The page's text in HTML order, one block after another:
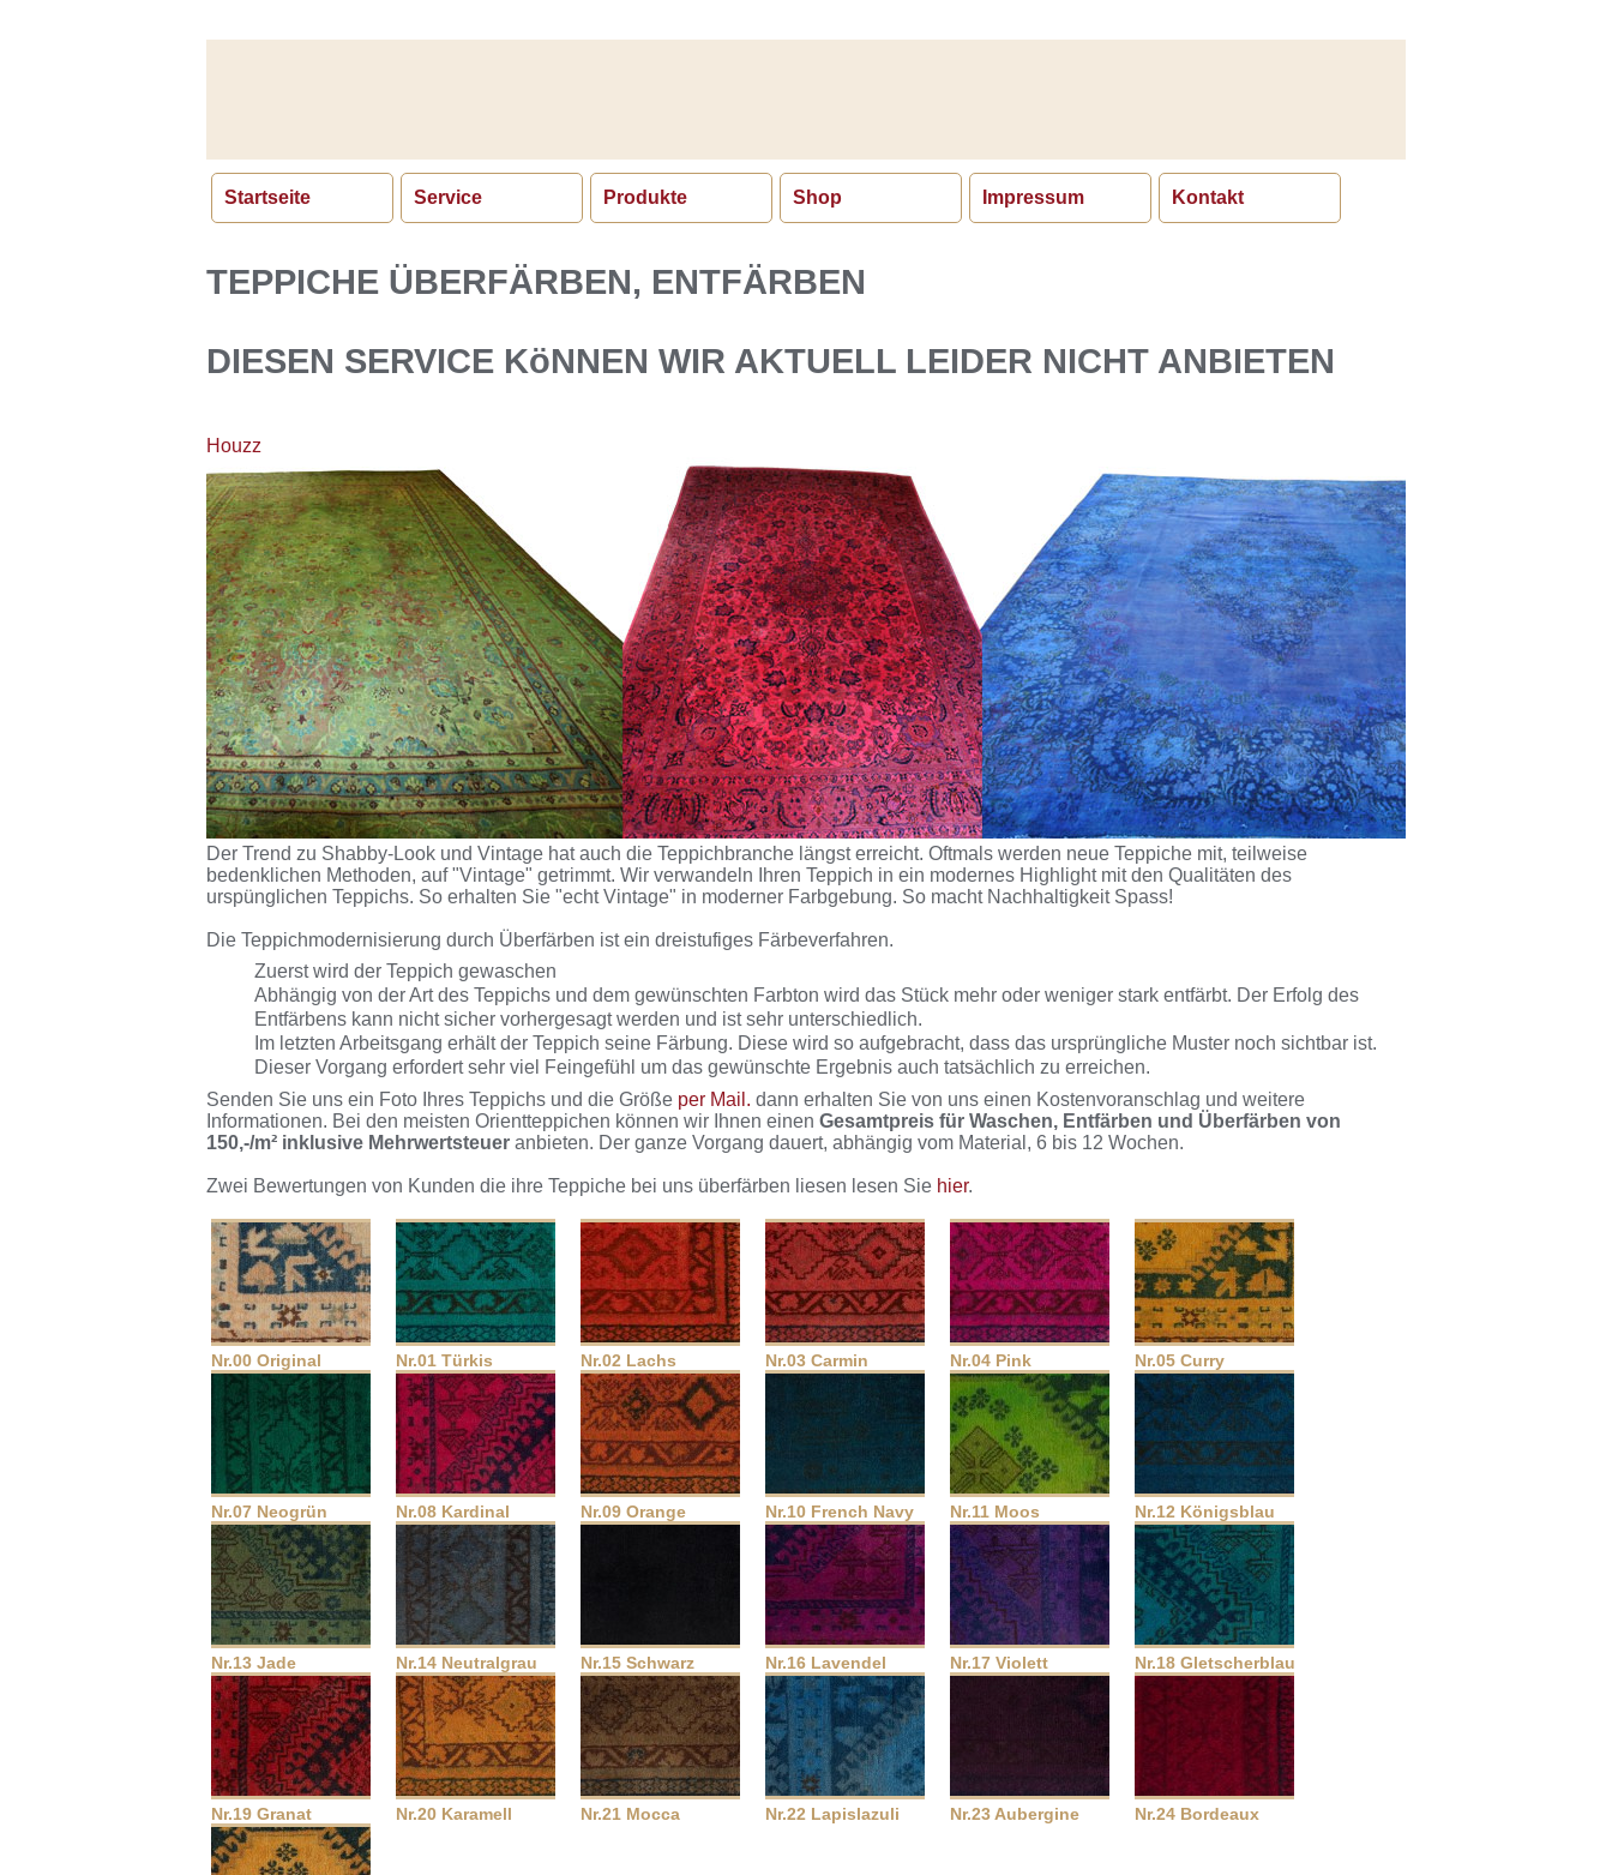
Startseite Service Produkte Shop Impressum Kontakt
TEPPICHE ÜBERFÄRBEN, ENTFÄRBEN
DIESEN SERVICE KöNNEN WIR AKTUELL LEIDER NICHT ANBIETEN
Houzz
Der Trend zu Shabby-Look und Vintage hat auch die Teppichbranche längst erreicht. Oftmals werden neue Teppiche mit, teilweise
bedenklichen Methoden, auf "Vintage" getrimmt. Wir verwandeln Ihren Teppich in ein modernes Highlight mit den Qualitäten des
urspünglichen Teppichs. So erhalten Sie "echt Vintage" in moderner Farbgebung. So macht Nachhaltigkeit Spass!
Die Teppichmodernisierung durch Überfärben ist ein dreistufiges Färbeverfahren.
Zuerst wird der Teppich gewaschen
Abhängig von der Art des Teppichs und dem gewünschten Farbton wird das Stück mehr oder weniger stark entfärbt. Der Erfolg des
Entfärbens kann nicht sicher vorhergesagt werden und ist sehr unterschiedlich.
Im letzten Arbeitsgang erhält der Teppich seine Färbung. Diese wird so aufgebracht, dass das ursprüngliche Muster noch sichtbar ist.
Dieser Vorgang erfordert sehr viel Feingefühl um das gewünschte Ergebnis auch tatsächlich zu erreichen.
Senden Sie uns ein Foto Ihres Teppichs und die Größe per Mail. dann erhalten Sie von uns einen Kostenvoranschlag und weitere
Informationen. Bei den meisten Orientteppichen können wir Ihnen einen Gesamtpreis für Waschen, Entfärben und Überfärben von
150,-/m² inklusive Mehrwertsteuer anbieten. Der ganze Vorgang dauert, abhängig vom Material, 6 bis 12 Wochen.
Zwei Bewertungen von Kunden die ihre Teppiche bei uns überfärben liesen lesen Sie hier.
Nr.00 Original Nr.01 Türkis Nr.02 Lachs Nr.03 Carmin Nr.04 Pink Nr.05 Curry
Nr.07 Neogrün Nr.08 Kardinal Nr.09 Orange Nr.10 French Navy Nr.11 Moos Nr.12 Königsblau
Nr.13 Jade Nr.14 Neutralgrau Nr.15 Schwarz Nr.16 Lavendel Nr.17 Violett Nr.18 Gletscherblau
Nr.19 Granat Nr.20 Karamell Nr.21 Mocca Nr.22 Lapislazuli Nr.23 Aubergine Nr.24 Bordeaux